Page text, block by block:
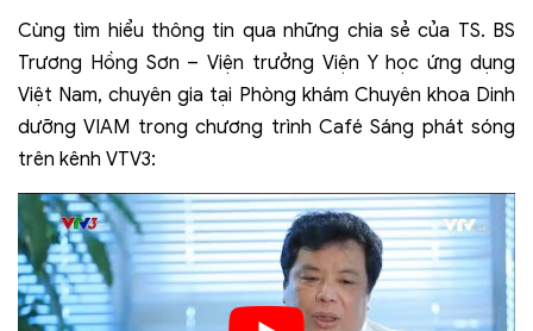
Cùng tìm hiểu thông tin qua những chia sẻ của TS. BS
Trương Hồng Sơn – Viện trưởng Viện Y học ứng dụng
Việt Nam, chuyên gia tại Phòng khám Chuyên khoa Dinh
dưỡng VIAM trong chương trình Café Sáng phát sóng
trên kênh VTV3: